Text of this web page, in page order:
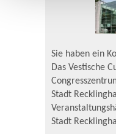
Sie haben ein
Das Vestische
Stadt
Stadt